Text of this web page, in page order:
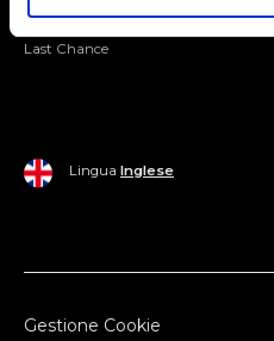
Last Chance
Lingua Inglese
Gestione Cookie